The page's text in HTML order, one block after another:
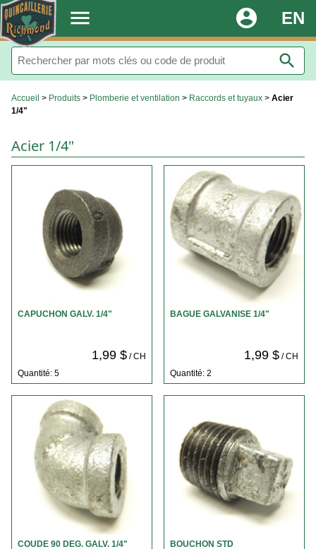
. menu EN
account_circle
search
Accueil > Produits > Plomberie et ventilation > Raccords et tuyaux > Acier
1/4"
Acier 1/4"
CAPUCHON GALV. 1/4"
1,99 $/ CH
Quantité: 5
BAGUE GALVANISE 1/4"
1,99 $/ CH
Quantité: 2
COUDE 90 DEG. GALV. 1/4"
BOUCHON STD